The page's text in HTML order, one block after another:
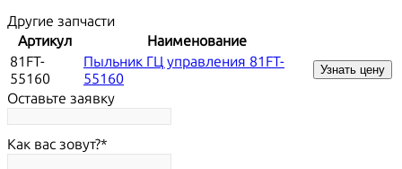
Другие запчасти
Артикул
Наименование
81FT-
55160
Пыльник ГЦ управления 81FT-
55160
Узнать цену
Оставьте заявку
Как вас зовут?